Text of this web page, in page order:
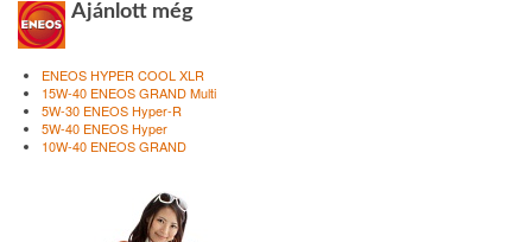
Ajánlott még
ENEOS HYPER COOL XLR
15W-40 ENEOS GRAND Multi
5W-30 ENEOS Hyper-R
5W-40 ENEOS Hyper
10W-40 ENEOS GRAND